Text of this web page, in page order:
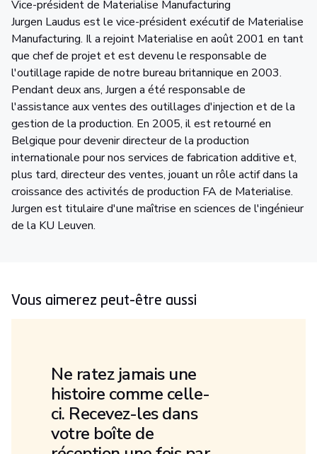
Vice-président de Materialise Manufacturing
Jurgen Laudus est le vice-président exécutif de Materialise
Manufacturing. Il a rejoint Materialise en août 2001 en tant
que chef de projet et est devenu le responsable de
l'outillage rapide de notre bureau britannique en 2003.
Pendant deux ans, Jurgen a été responsable de
l'assistance aux ventes des outillages d'injection et de la
gestion de la production. En 2005, il est retourné en
Belgique pour devenir directeur de la production
internationale pour nos services de fabrication additive et,
plus tard, directeur des ventes, jouant un rôle actif dans la
croissance des activités de production FA de Materialise.
Jurgen est titulaire d'une maîtrise en sciences de l'ingénieur
de la KU Leuven.
Vous aimerez peut-être aussi
Ne ratez jamais une
histoire comme celle-
ci. Recevez-les dans
votre boîte de